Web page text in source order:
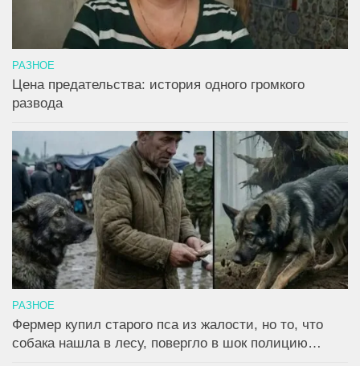
РАЗНОЕ
Цена предательства: история одного громкого
развода
РАЗНОЕ
Фермер купил старого пса из жалости, но то, что
собака нашла в лесу, повергло в шок полицию…